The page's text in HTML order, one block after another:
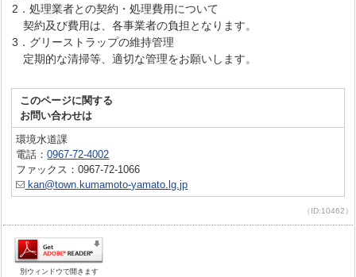
2．処理業者との契約・処理費用について
契約及び費用は、各事業者の負担となります。
3．グリーストラップの維持管理
定期的な清掃等、適切な管理をお願いします。
このページに関する
お問い合わせは
環境水道課
電話：0967-72-4002
ファックス：0967-72-1066
kan@town.kumamoto-yamato.lg.jp
（ID:10462）
別ウィンドウで開きます